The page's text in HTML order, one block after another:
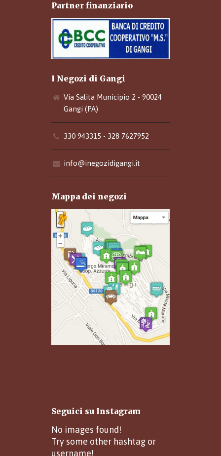
Partner finanziario
I Negozi di Gangi
Via Salita Municipio 2 - 90024
Gangi (PA)
330 943315 - 328 7627952
info@inegozidigangi.it
Mappa dei negozi
Seguici su Instagram
No images found!
Try some other hashtag or
username!